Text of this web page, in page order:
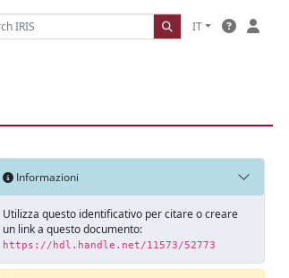
IT
Informazioni
Utilizza questo identificativo per citare o creare
un link a questo documento:
https://hdl.handle.net/11573/52773